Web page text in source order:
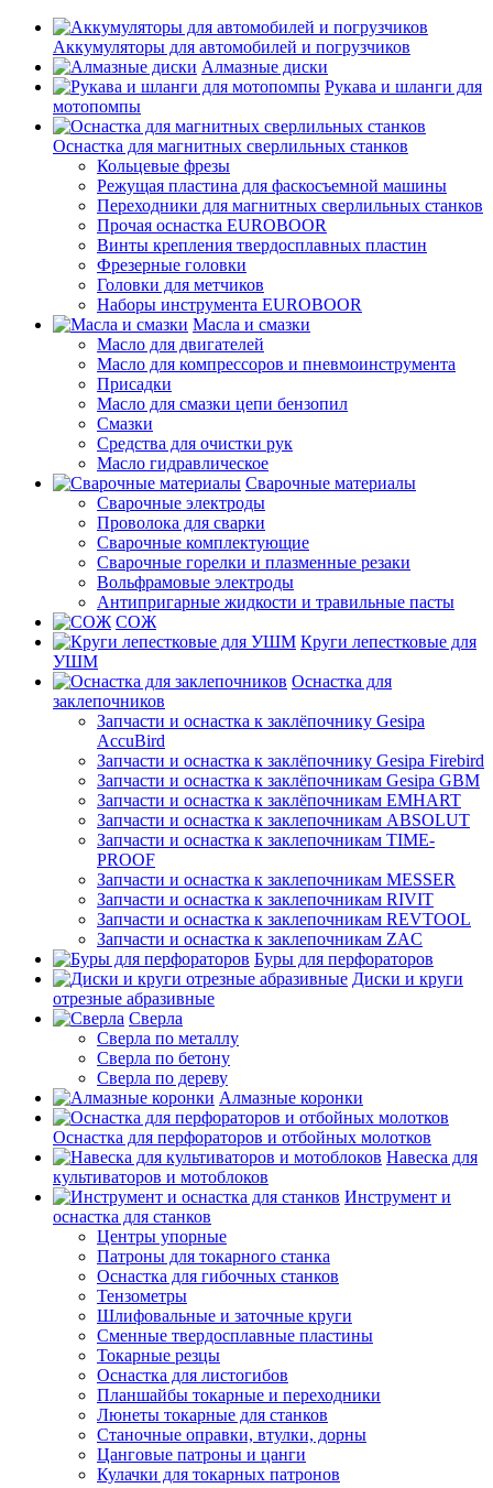
Аккумуляторы для автомобилей и погрузчиков
Алмазные диски
Рукава и шланги для
мотопомпы
Оснастка для магнитных сверлильных станков
Кольцевые фрезы
Режущая пластина для фаскосъемной машины
Переходники для магнитных сверлильных станков
Прочая оснастка EUROBOOR
Винты крепления твердосплавных пластин
Фрезерные головки
Головки для метчиков
Наборы инструмента EUROBOOR
Масла и смазки
Масло для двигателей
Масло для компрессоров и пневмоинструмента
Присадки
Масло для смазки цепи бензопил
Смазки
Средства для очистки рук
Масло гидравлическое
Сварочные материалы
Сварочные электроды
Проволока для сварки
Сварочные комплектующие
Сварочные горелки и плазменные резаки
Вольфрамовые электроды
Антипригарные жидкости и травильные пасты
СОЖ
Круги лепестковые для
УШМ
Оснастка для
заклепочников
Запчасти и оснастка к заклёпочнику Gesipa
AccuBird
Запчасти и оснастка к заклёпочнику Gesipa Firebird
Запчасти и оснастка к заклёпочникам Gesipa GBM
Запчасти и оснастка к заклёпочникам EMHART
Запчасти и оснастка к заклепочникам ABSOLUT
Запчасти и оснастка к заклепочникам TIME-
PROOF
Запчасти и оснастка к заклепочникам MESSER
Запчасти и оснастка к заклепочникам RIVIT
Запчасти и оснастка к заклепочникам REVTOOL
Запчасти и оснастка к заклепочникам ZAC
Буры для перфораторов
Диски и круги
отрезные абразивные
Сверла
Сверла по металлу
Сверла по бетону
Сверла по дереву
Алмазные коронки
Оснастка для перфораторов и отбойных молотков
Навеска для
культиваторов и мотоблоков
Инструмент и
оснастка для станков
Центры упорные
Патроны для токарного станка
Оснастка для гибочных станков
Тензометры
Шлифовальные и заточные круги
Сменные твердосплавные пластины
Токарные резцы
Оснастка для листогибов
Планшайбы токарные и переходники
Люнеты токарные для станков
Станочные оправки, втулки, дорны
Цанговые патроны и цанги
Кулачки для токарных патронов